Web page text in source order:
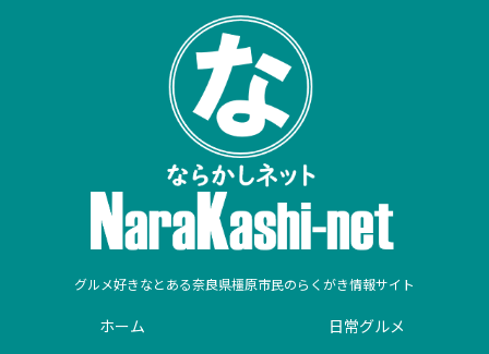
グルメ好きなとある奈良県橿原市民のらくがき情報サイト
ホーム
日常グルメ